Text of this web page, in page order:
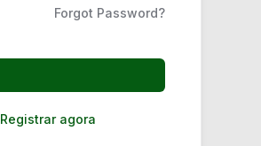
Forgot Password?
Registrar agora